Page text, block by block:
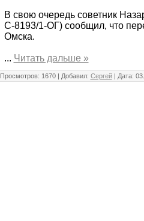
В свою очередь советник
С-8193/1-ОГ) сообщил, что
Омска.
... Читать дальше »
Просмотров: 1670 | Добавил: Сергей| Дата: